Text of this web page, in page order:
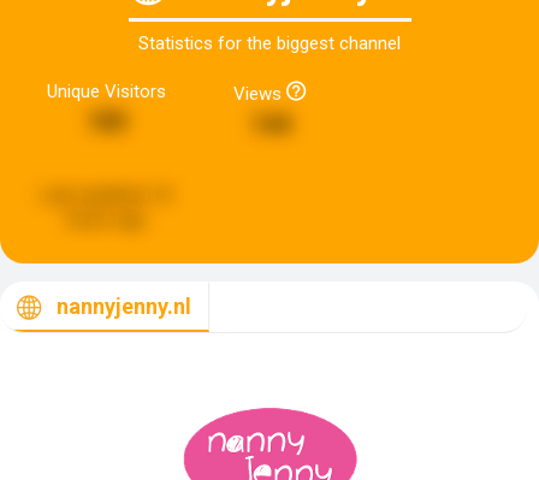
Statistics for the biggest channel
Unique Visitors Views
144
nannyjenny.nl